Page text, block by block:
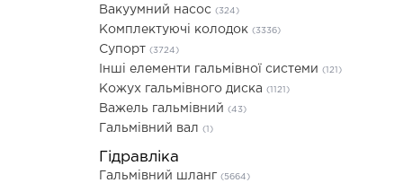
Вакуумний насос (324)
Комплектуючі колодок (3336)
Супорт (3724)
Інші елементи гальмівної системи (121)
Кожух гальмівного диска (1121)
Важель гальмівний (43)
Гальмівний вал (1)
Гідравліка
Гальмівний шланг (5664)